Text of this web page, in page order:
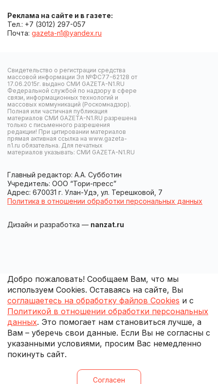
Реклама на сайте и в газете:
Тел.: +7 (3012) 297-057
Почта: gazeta-n1@yandex.ru
Свидетельство о регистрации средства
массовой информации Эл №ФС77-62128 от
17.06.2015г. выдано СМИ GAZETA-N1.RU
Федеральной службой по надзору в сфере
связи, информационных технологий и
массовых коммуникаций (Роскомнадзор).
Полная или частичная публикация
материалов СМИ GAZETA-N1.RU разрешена
только с письменного разрешения
редакции! При цитировании материалов
прямая активная ссылка на www.gazeta-
n1.ru обязательна. Для печатных
материалов указывать: СМИ GAZETA-N1.RU
Главный редактор: А.А. Субботин
Учредитель: ООО “Тори-пресс”
Адрес: 670031 г. Улан-Удэ, ул. Терешковой, 7
Политика в отношении обработки персональных данных
Дизайн и разработка — nanzat.ru
Добро пожаловать! Сообщаем Вам, что мы
используем Cookies. Оставаясь на сайте, Вы
соглашаетесь на обработку файлов Cookies и с
Политикой в отношении обработки персональных
данных. Это помогает нам становиться лучше, а
Вам – уберечь свои данные. Если Вы не согласны с
указанными условиями, просим Вас немедленно
покинуть сайт.
Согласен